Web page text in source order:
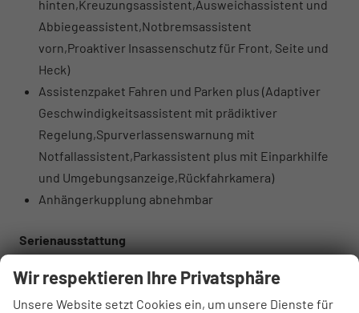
hinten,Kreuzungsassistent,Ausweichassistent und
Abbiegeassistent,Notbremsassistent
vorn,Proaktiver Insassenschutz für Front, Seite und
Heck)
Assistenzpaket Fahren und Parken plus (Adaptiver
Geschwindigkeitsassistent mit prädiktiver
Regelung,Spurverlassenswarnung mit
Notfallassistent,Parkassistent plus mit Einparkhilfe
und Umgebungsanzeige,Rückfahrkamera)
Anhängerkupplung abnehmbar
Serienausstattung
7-Gang-Automatikgetriebe
Ambiente-Beleuchtungspaket
Wir respektieren Ihre Privatsphäre
Unsere Website setzt Cookies ein, um unsere Dienste für